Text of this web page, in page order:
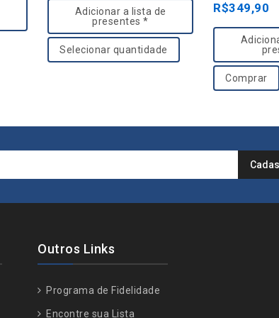
f
5
Adicionar a lista de
presentes *
Selecionar quantidade
t
5
R$349,90
Comprar
Outros Links
Programa de Fidelidade
Encontre sua Lista